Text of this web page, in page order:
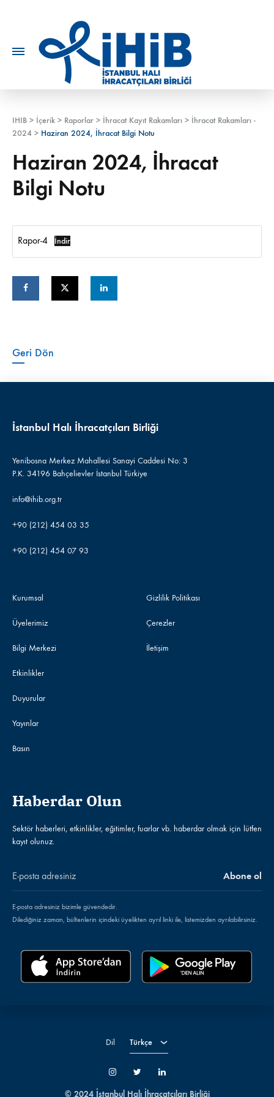
IHIB > İçerik > Raporlar > İhracat Kayıt Rakamları > İhracat Rakamları -
2024 > Haziran 2024, İhracat Bilgi Notu
Haziran 2024, İhracat
Bilgi Notu
Rapor-4 İndir
Geri Dön
İstanbul Halı İhracatçıları Birliği
Yenibosna Merkez Mahallesi Sanayi Caddesi No: 3
P.K. 34196 Bahçelievler İstanbul Türkiye
info@ihib.org.tr
+90 (212) 454 03 35
+90 (212) 454 07 93
Kurumsal
Üyelerimiz
Bilgi Merkezi
Etkinlikler
Duyurular
Yayınlar
Basın
Gizlilik Politikası
Çerezler
İletişim
Haberdar Olun
Sektör haberleri, etkinlikler, eğitimler, fuarlar vb. haberdar olmak için lütfen
kayıt olunuz.
E-posta adresiniz bizimle güvendedir.
Dilediğiniz zaman, bültenlerin içindeki üyelikten ayrıl linki ile, listemizden ayrılabilirsiniz.
İnstagramTwitter LinkedIn
© 2024 İstanbul Halı İhracatçıları Birliği
Dil Türkçe